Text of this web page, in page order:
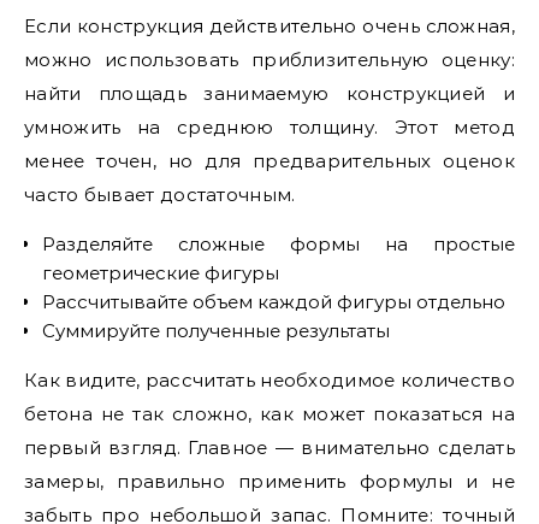
Если конструкция действительно очень сложная,
можно использовать приблизительную оценку:
найти площадь занимаемую конструкцией и
умножить на среднюю толщину. Этот метод
менее точен, но для предварительных оценок
часто бывает достаточным.
Разделяйте сложные формы на простые
геометрические фигуры
Рассчитывайте объем каждой фигуры отдельно
Суммируйте полученные результаты
Как видите, рассчитать необходимое количество
бетона не так сложно, как может показаться на
первый взгляд. Главное — внимательно сделать
замеры, правильно применить формулы и не
забыть про небольшой запас. Помните: точный